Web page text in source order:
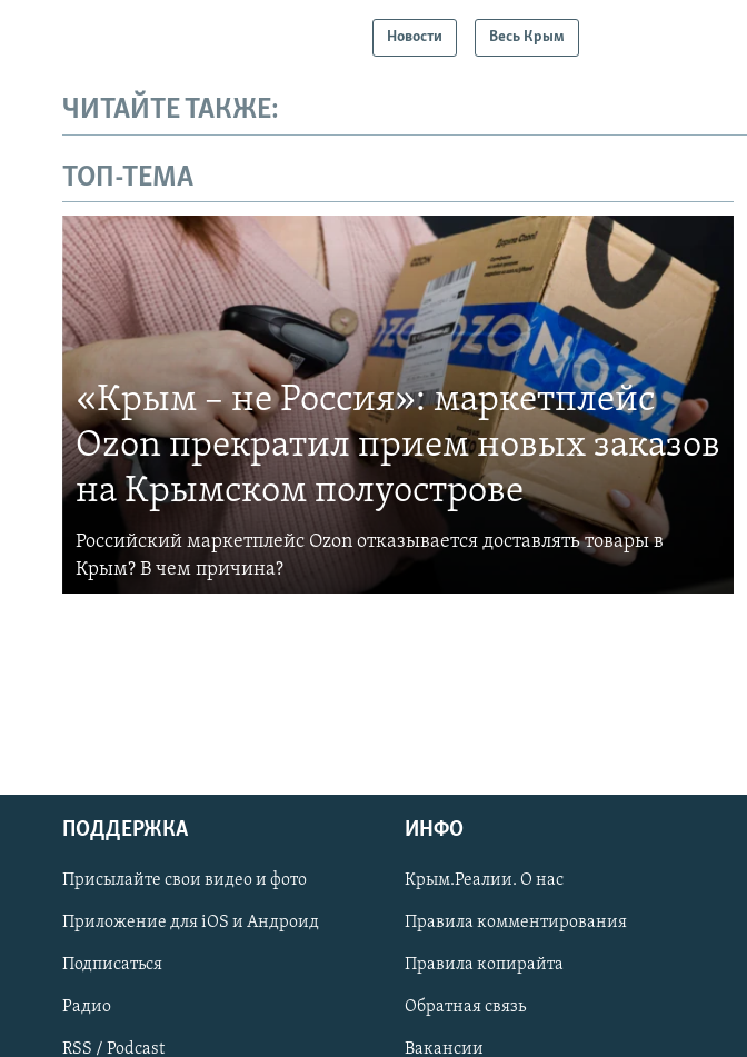
Українською
Qırımtatar
ПРИСОЕДИНЯЙТЕСЬ!
Новости Весь Крым
ЧИТАЙТЕ ТАКЖЕ:
ТОП-ТЕМА
«Крым – не Россия»: маркетплейс
Ozon прекратил прием новых заказов
на Крымском полуострове
Российский маркетплейс Ozon отказывается доставлять товары в
Крым? В чем причина?
ПОДДЕРЖКА
Присылайте свои видео и фото
Приложение для iOS и Андроид
Подписаться
Радио
RSS / Podcast
ИНФО
Крым.Реалии. О нас
Правила комментирования
Правила копирайта
Обратная связь
Вакансии